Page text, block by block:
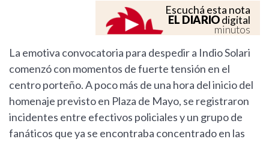
Escuchá esta nota
EL DIARIOdigital
minutos
La emotiva convocatoria para despedir a Indio Solari
comenzó con momentos de fuerte tensión en el
centro porteño. A poco más de una hora del inicio del
homenaje previsto en Plaza de Mayo, se registraron
incidentes entre efectivos policiales y un grupo de
fanáticos que ya se encontraba concentrado en las